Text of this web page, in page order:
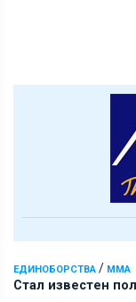
ЕДИНОБОРСТВА / ММА
Стал известен